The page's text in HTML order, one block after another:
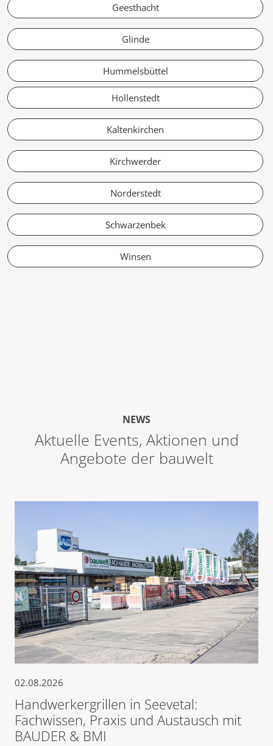
Geesthacht
Glinde
Hummelsbüttel
Hollenstedt
Kaltenkirchen
Kirchwerder
Norderstedt
Schwarzenbek
Winsen
NEWS
Aktuelle Events, Aktionen und
Angebote der bauwelt
02.08.2026
Handwerkergrillen in Seevetal:
Fachwissen, Praxis und Austausch mit
BAUDER & BMI